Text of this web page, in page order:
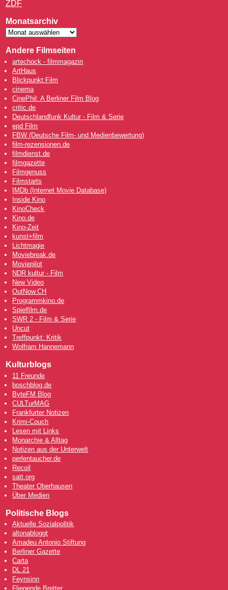
ZDF
Monatsarchiv
Andere Filmseiten
artechock - filmmagazin
ArtHaus
Blickpunkt:Film
cinema
CinePhil: A Berliner Film Blog
critic.de
Deutschlandfunk Kultur - Film & Serie
epd Film
FBW (Deutsche Film- und Medienbewertung)
film-rezensionen.de
filmdienst.de
filmgazette
Filmgenuss
Filmstarts
IMDb (Internet Movie Database)
Inside Kino
KinoCheck
Kino.de
Kino-Zeit
kunst+film
Lichtmagie
Moviebreak.de
Moviepilot
NDR kultur - Film
New Video
OutNow.CH
Programmkino.de
Spielfilm.de
SWR 2 - Film & Serie
Uncut
Treffpunkt: Kritik
Wolfram Hannemann
Kulturblogs
11 Freunde
boschblog.de
ByteFM Blog
CULTurMAG
Frankfurter Notizen
Krimi-Couch
Lesen mit Links
Monarchie & Alltag
Notizen aus der Unterwelt
perlentaucher.de
Recoil
satt.org
Theater Oberhausen
Über Medien
Politische Blogs
Aktuelle Sozialpolitik
altonabloggt
Amadeu Antonio Stiftung
Berliner Gazette
Carta
DL 21
Feynsinn
Fliegende Bretter